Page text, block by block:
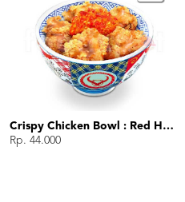
Crispy Chicken Bowl : Red Hot Chili
Rp. 44.000